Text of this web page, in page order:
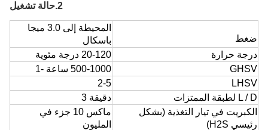
2.حالة تشغيل
ضغط
المحيطة إلى 3.0 ميجا
باسكال
درجة حرارة
20-120 درجة مئوية
GHSV
500-1000 ساعة -1
LHSV
2-5
L / D لطبقة الممتزات
دقيقة 3
الكبريت في تيار التغذية (بشكل
رئيسي H2S)
ماكس 10 جزء في
المليون